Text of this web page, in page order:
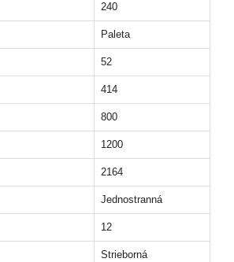
240
Paleta
52
414
800
1200
2164
Jednostranná
12
Strieborná